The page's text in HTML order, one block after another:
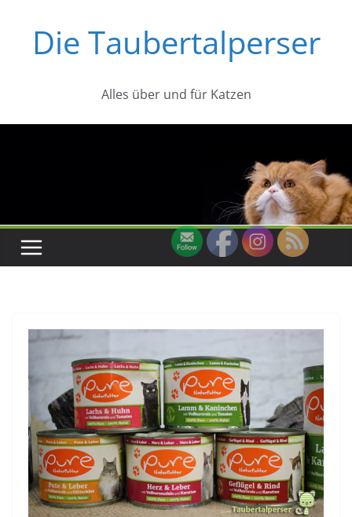
springenDie Taubertalperser
Alles über und für Katzen